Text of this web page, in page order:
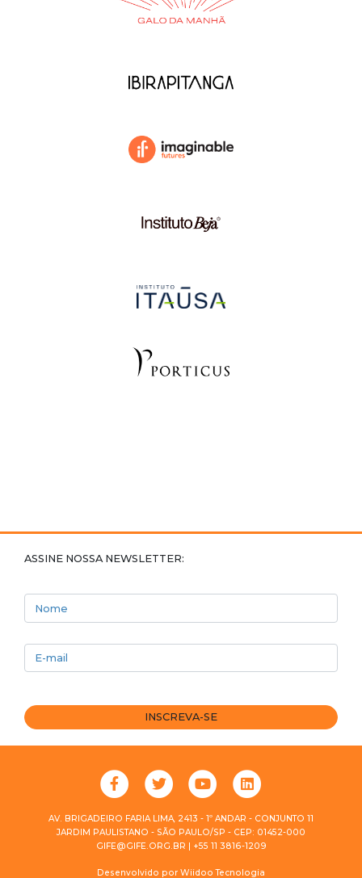
ASSINE NOSSA NEWSLETTER:
INSCREVA-SE
AV. BRIGADEIRO FARIA LIMA, 2413 - 1º ANDAR - CONJUNTO 11
JARDIM PAULISTANO - SÃO PAULO/SP - CEP: 01452-000
GIFE@GIFE.ORG.BR | +55 11 3816-1209
Desenvolvido por Wiidoo Tecnologia